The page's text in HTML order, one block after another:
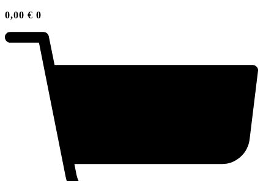
0,00 € 0